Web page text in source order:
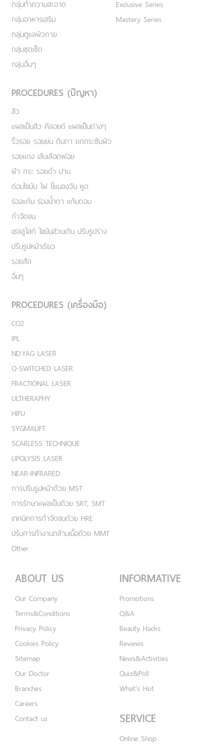
กลุ่มทำความสะอาด
กลุ่มอาหารเสริม
กลุ่มดูแลผิวกาย
กลุ่มชุดเซ็ต
กลุ่มอื่นๆ
Exclusive Series
Mastery Series
PROCEDURES (ปัญหา)
สิว
แผลเป็นสิว คีลอยด์ แผลเป็นต่างๆ
ริ้วรอย รอยย่น ตีนกา ยกกระชับผิว
รอยแดง เส้นเลือดฟอย
ฝ้า กระ รอยดำ ปาน
ต่อมไขมัน ไฝ ขี้แมลงวัน หูด
ร่องแก้ม ร่องน้ำตา แก้มตอบ
กำจัดขน
เชลลูไลท์ ไขมันส่วนเกิน ปรับรูปร่าง
ปรับรูปหน้าเรียว
รอยสัก
อื่นๆ
PROCEDURES (เครื่องมือ)
CO2
IPL
ND:YAG LASER
Q-SWITCHED LASER
FRACTIONAL LASER
ULTHERAPHY
HIFU
SYGMALIFT
SCARLESS TECHNIQUE
LIPOLYSIS LASER
NEAR-INFRARED
การปรับรูปหน้าด้วย MST
การรักษาแผลเป็นด้วย SRT, SMT
เทคนิคการกำจัดขนด้วย HRE
ปรับการทำงานกล้ามเนื้อด้วย MMT
Other
ABOUT US
Our Company
Terms&Conditions
Privacy Policy
Cookies Policy
Sitemap
Our Doctor
Branches
Careers
Contact us
INFORMATIVE
Promotions
Q&A
Beauty Hacks
Reviews
News&Activities
Quiz&Poll
What's Hot
SERVICE
Online Shop